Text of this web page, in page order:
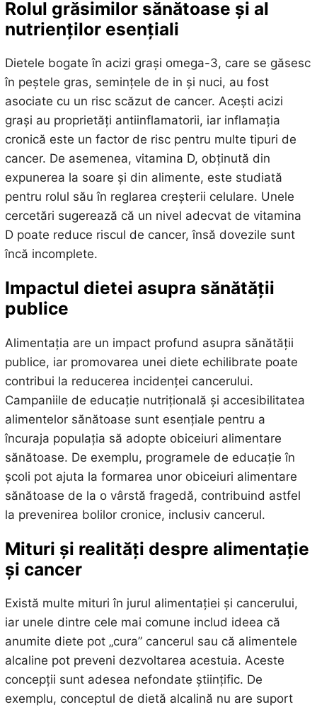
Rolul grăsimilor sănătoase și al
nutrienților esențiali
Dietele bogate în acizi grași omega-3, care se găsesc
în peștele gras, semințele de in și nuci, au fost
asociate cu un risc scăzut de cancer. Acești acizi
grași au proprietăți antiinflamatorii, iar inflamația
cronică este un factor de risc pentru multe tipuri de
cancer. De asemenea, vitamina D, obținută din
expunerea la soare și din alimente, este studiată
pentru rolul său în reglarea creșterii celulare. Unele
cercetări sugerează că un nivel adecvat de vitamina
D poate reduce riscul de cancer, însă dovezile sunt
încă incomplete.
Impactul dietei asupra sănătății
publice
Alimentația are un impact profund asupra sănătății
publice, iar promovarea unei diete echilibrate poate
contribui la reducerea incidenței cancerului.
Campaniile de educație nutrițională și accesibilitatea
alimentelor sănătoase sunt esențiale pentru a
încuraja populația să adopte obiceiuri alimentare
sănătoase. De exemplu, programele de educație în
școli pot ajuta la formarea unor obiceiuri alimentare
sănătoase de la o vârstă fragedă, contribuind astfel
la prevenirea bolilor cronice, inclusiv cancerul.
Mituri și realități despre alimentație
și cancer
Există multe mituri în jurul alimentației și cancerului,
iar unele dintre cele mai comune includ ideea că
anumite diete pot „cura” cancerul sau că alimentele
alcaline pot preveni dezvoltarea acestuia. Aceste
concepții sunt adesea nefondate științific. De
exemplu, conceptul de dietă alcalină nu are suport